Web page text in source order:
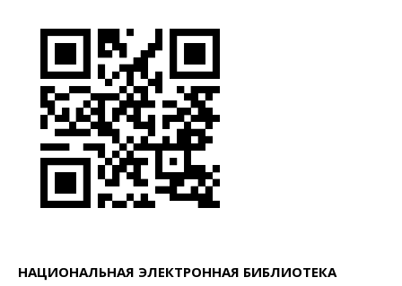
НАЦИОНАЛЬНАЯ ЭЛЕКТРОННАЯ БИБЛИОТЕКА